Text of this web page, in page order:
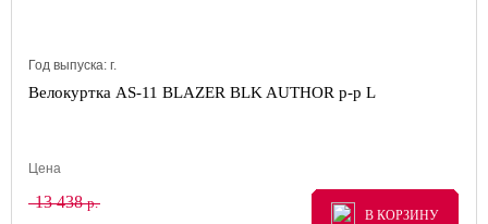
Год выпуска: г.
Велокуртка AS-11 BLAZER BLK AUTHOR р-р L
Цена
13 438р.
В КОРЗИНУ
В КОРЗИНУ
В КОРЗИНУ